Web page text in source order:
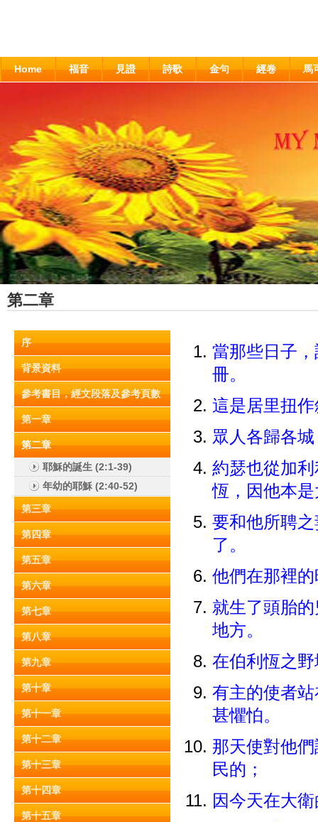
Home 福音 見證 詩歌 金句 經卷 馬
第二章
序
背景資料
參考書目，經文段落及參考頁數
第一章
第二章
耶穌的誕生 (2:1-39)
年幼的耶穌 (2:40-52)
第三章
第四章
第五章
第六章
第七章
第八章
第九章
第十章
第十一章
第十二章
第十三章
第十四章
第十五章
當那些日子
冊。
這是居里扭
眾人各歸各
約瑟也從加
恆，因他本
要和他所聘
了。
他們在那裡
就生了頭胎
地方。
在伯利恆之
有主的使者
甚懼怕。
那天使對他
民的；
因今天在大